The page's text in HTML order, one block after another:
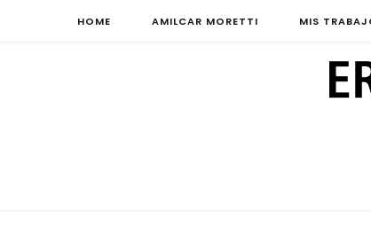
HOME AMILCAR MORETTI MIS